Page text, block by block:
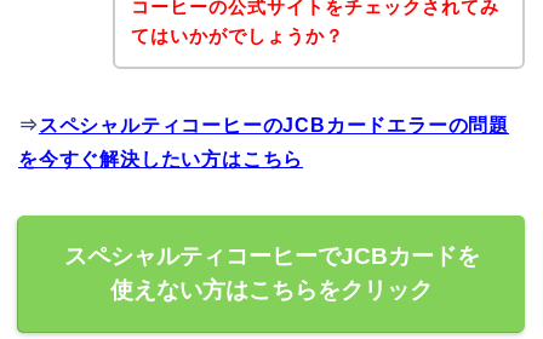
コーヒーの公式サイトをチェックされてみ
てはいかがでしょうか？
⇒ スペシャルティコーヒーのJCBカードエラーの問題
を今すぐ解決したい方はこちら
スペシャルティコーヒーでJCBカードを
使えない方はこちらをクリック